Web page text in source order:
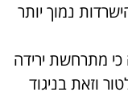
נמוך יותר
מתרחשת ירידה
וזאת בניגוד